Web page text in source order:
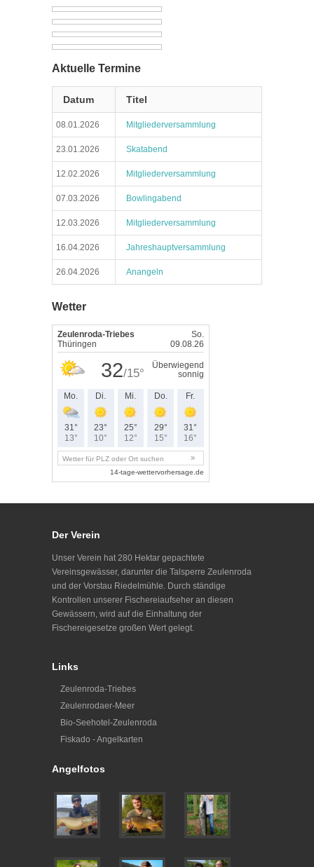
Aktuelle Termine
Datum Titel
08.01.2026 Mitgliederversammlung
23.01.2026 Skatabend
12.02.2026 Mitgliederversammlung
07.03.2026 Bowlingabend
12.03.2026 Mitgliederversammlung
16.04.2026 Jahreshauptversammlung
26.04.2026 Anangeln
Wetter
Der Verein
Unser Verein hat 280 Hektar gepachtete
Vereinsgewässer, darunter die Talsperre Zeulenroda
und der Vorstau Riedelmühle. Durch ständige
Kontrollen unserer Fischereiaufseher an diesen
Gewässern, wird auf die Einhaltung der
Fischereigesetze großen Wert gelegt.
Links
Zeulenroda-Triebes
Zeulenrodaer-Meer
Bio-Seehotel-Zeulenroda
Fiskado - Angelkarten
Angelfotos